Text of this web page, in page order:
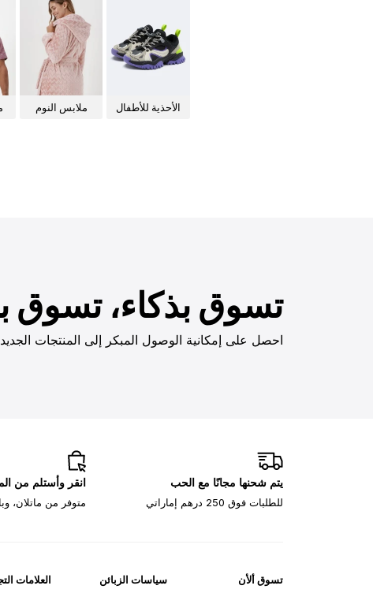
الأحذية للأطفال
ملابس النوم
تسوق بذكاء، تسوق
احصل على إمكانية الوصول المبكر إلى المنتجات
يتم شحنها مجانًا مع الحب
للطلبات فوق 250 درهم إماراتي
انقر وأستلم من
متوفر من ماتلان،
تسوق ألأن سياسات الزبائن العلامات